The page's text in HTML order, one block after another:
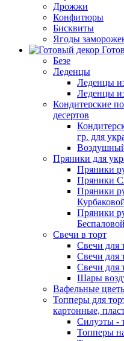
Дрожжи
Конфитюры
Бисквиты
Ягоды
Безе
Леденцы
Леденцы
Леденцы
Кондитерские
десертов
гр. для
Пряники для
Пряники
Пряники
Пряники
Пряники
Беспаловой
Свечи в торт
Свечи для
Свечи для
Свечи для
Шары
Вафельные
Топперы для
картонные,
Силуэты -
Топперы